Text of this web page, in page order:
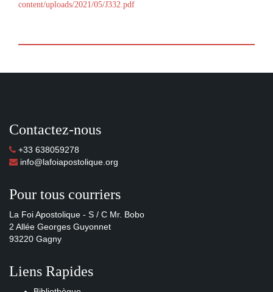
content/uploads/2021/05/J332.pdf
Contactez-nous
+33 638059278
info@lafoiapostolique.org
Pour tous courriers
La Foi Apostolique - S / C Mr. Bobo
2 Allée Georges Guyonnet
93220 Gagny
Liens Rapides